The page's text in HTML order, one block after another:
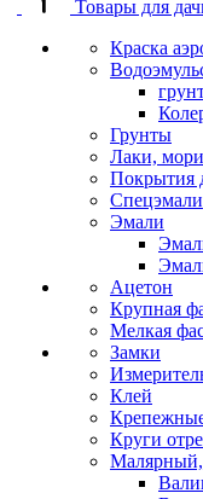
Товары для
Краска
Грунты
Лаки,
Покрытия
Спецэмали
Эмали
Ацетон
Крупная
Мелкая
Замки
Клей
Круги
Малярный,